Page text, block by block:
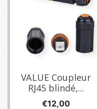
VALUE Coupleur
RJ45 blindé,...
Fiyat
€12,00